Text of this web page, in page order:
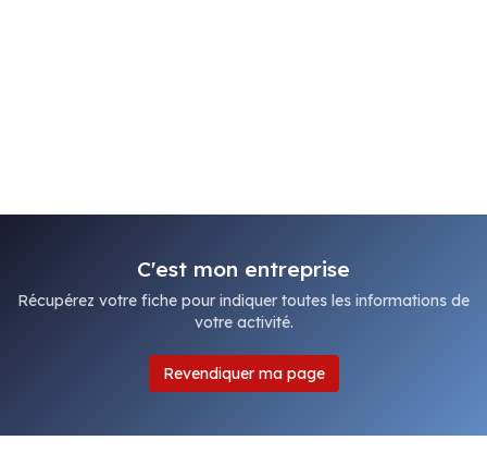
C'est mon entreprise
Récupérez votre fiche pour indiquer toutes les informations de
votre activité.
Revendiquer ma page